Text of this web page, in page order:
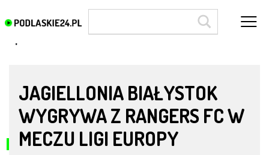
JAGIELLONIA BIAŁYSTOK
WYGRYWA Z RANGERS FC W
MECZU LIGI EUROPY